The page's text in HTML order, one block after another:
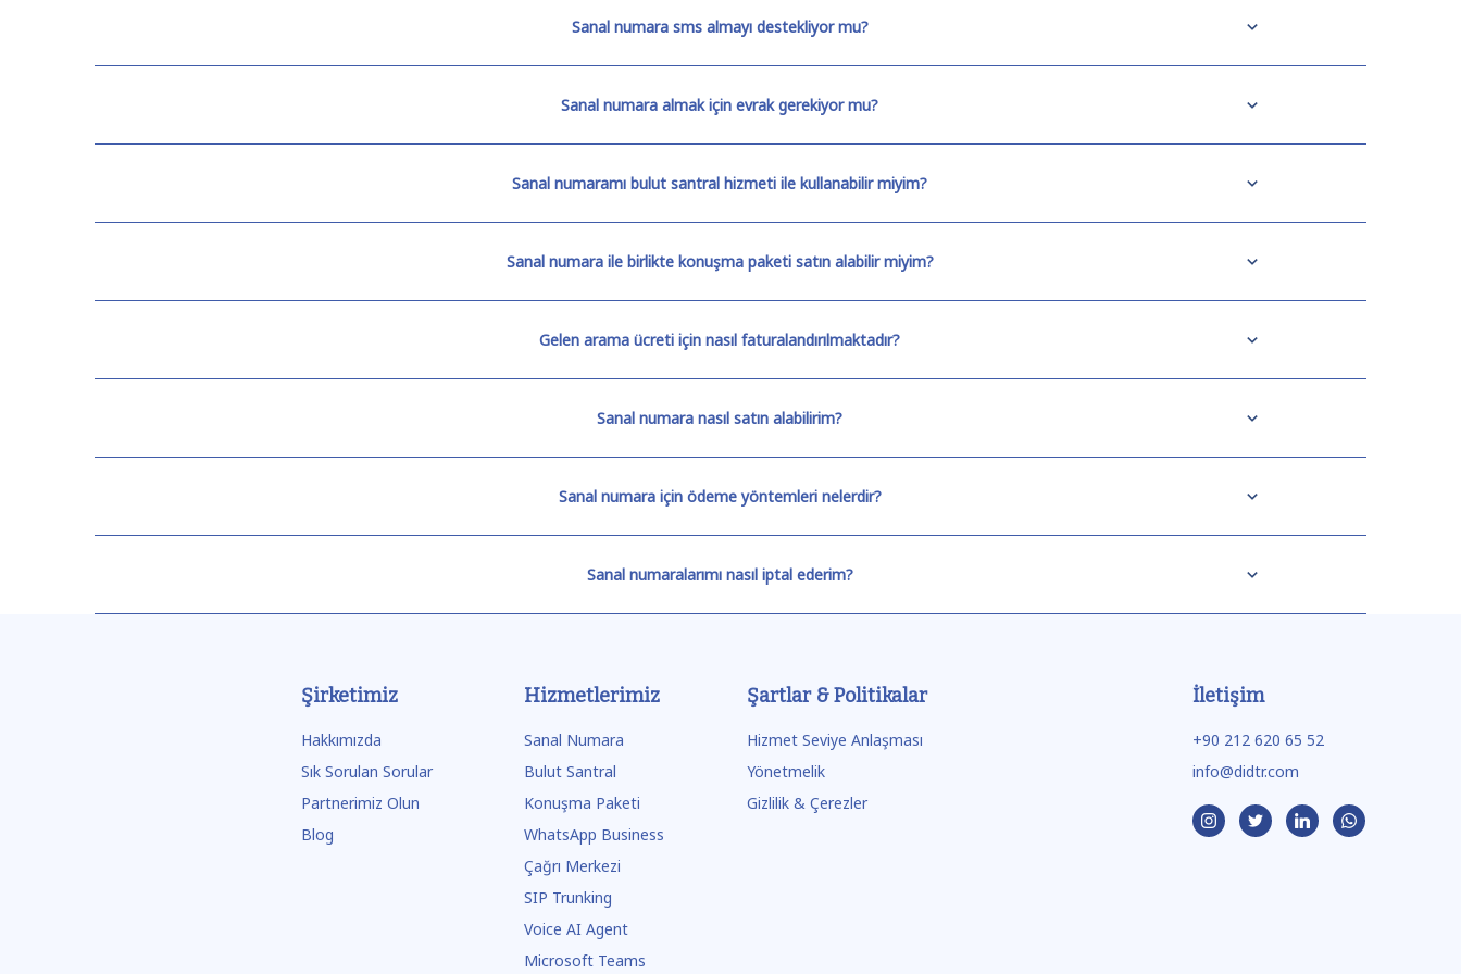
Sanal numara sms almayı destekliyor mu?
Sanal numara almak için evrak gerekiyor mu?
Sanal numaramı bulut santral hizmeti ile kullanabilir miyim?
Sanal numara ile birlikte konuşma paketi satın alabilir miyim?
Gelen arama ücreti için nasıl faturalandırılmaktadır?
Sanal numara nasıl satın alabilirim?
Sanal numara için ödeme yöntemleri nelerdir?
Sanal numaralarımı nasıl iptal ederim?
Şirketimiz
Hakkımızda
Sık Sorulan Sorular
Partnerimiz Olun
Blog
Hizmetlerimiz
Sanal Numara
Bulut Santral
Konuşma Paketi
WhatsApp Business
Çağrı Merkezi
SIP Trunking
Voice AI Agent
Microsoft Teams
Şartlar & Politikalar
Hizmet Seviye Anlaşması
Yönetmelik
Gizlilik & Çerezler
İletişim
+90 212 620 65 52
info@didtr.com